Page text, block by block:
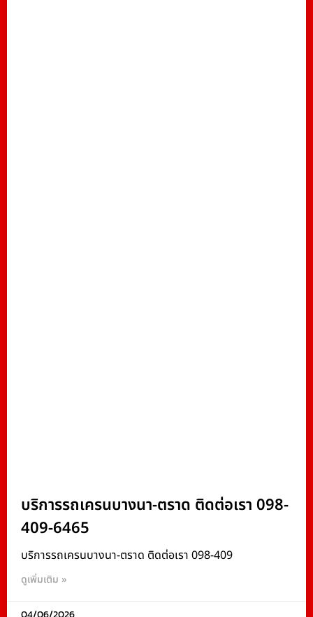
บริการรถเครนบางนา-ตราด ติดต่อเรา 098-
409-6465
บริการรถเครนบางนา-ตราด ติดต่อเรา 098-409
ดูเพิ่มเติม »